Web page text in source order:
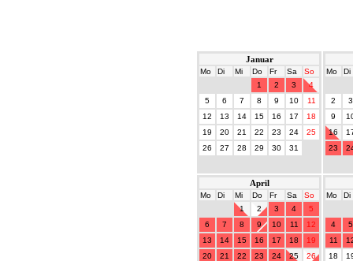
Januar
Mo Di Mi Do Fr Sa
So
1
2 3
4
5
6 7 8 9 10
11
12
13 14 15 16 17
18
19
20 21 22 23 24
25
26
27 28 29 30 31
Mo Di
2
3
9
16
23
April
Mo Di Mi Do Fr Sa
So
1
2 3 4
5
6
7 8 9 10 11
12
13
14 15 16 17 18
19
20
21 22 23 24 25
26
Mo Di
4
5
11
18